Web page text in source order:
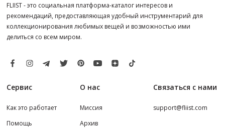
FLIIST - это социальная платформа-каталог интересов и
рекомендаций, предоставляющая удобный инструментарий для
коллекционирования любимых вещей и возможностью ими
делиться со всем миром.
Сервис
Как это работает
Помощь
О нас
Миссия
Архив
Связаться с нами
support@fliist.com